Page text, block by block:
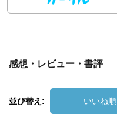
感想・レビュー・書評
並び替え: いいね順